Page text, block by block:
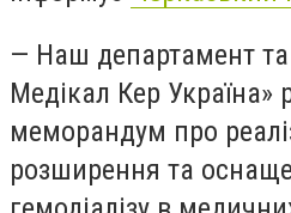
— Наш департамент та
Медікал Кер Україна»
меморандум про
розширення та